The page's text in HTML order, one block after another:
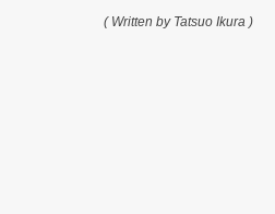
( Written by Tatsuo Ikura )